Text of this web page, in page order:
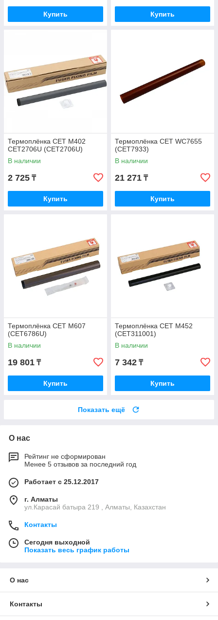
Купить Купить
Термоплёнка CET M402
CET2706U (CET2706U)
В наличии
2 725 ₸
Купить
Термоплёнка CET WC7655
(CET7933)
В наличии
21 271 ₸
Купить
Термоплёнка CET M607
(CET6786U)
В наличии
19 801 ₸
Купить
Термоплёнка CET M452
(CET311001)
В наличии
7 342 ₸
Купить
Показать ещё
О нас
Рейтинг не сформирован
Менее 5 отзывов за последний год
Работает с 25.12.2017
г. Алматы
ул.Карасай батыра 219 , Алматы, Казахстан
Контакты
Сегодня выходной
Показать весь график работы
О нас
Контакты